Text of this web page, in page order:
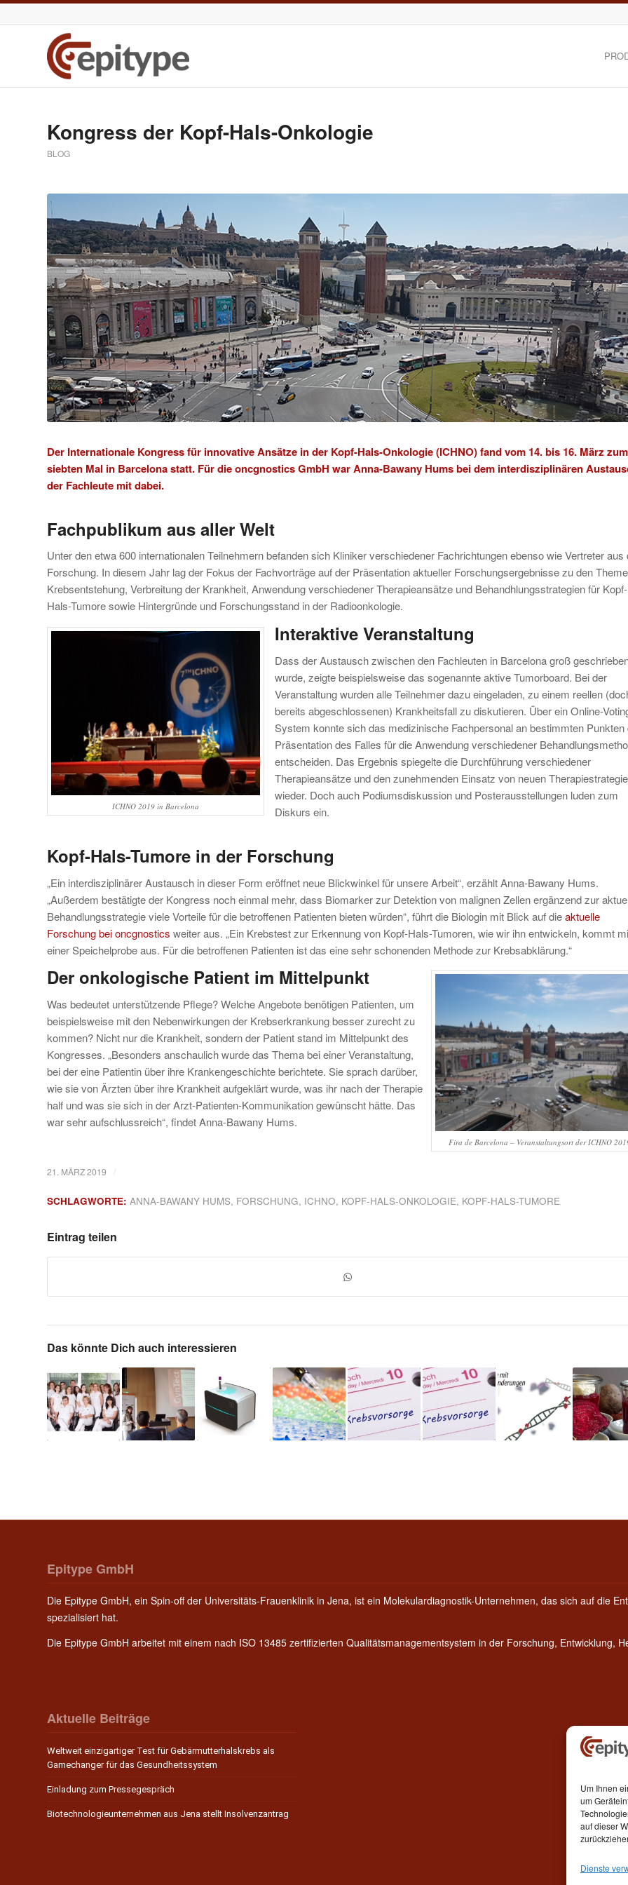
Um Ihnen
um
auf dieser
Dienste
Kongress der Kopf-Hals-Onkologie
BLOG
Der Internationale Kongress für innovative Ansätze in der Kopf-Hals-Onkologie (ICHNO) fand vom 14. bis 16. März zum
siebten Mal in Barcelona statt. Für die oncgnostics GmbH war Anna-Bawany Hums bei dem interdisziplinären
der Fachleute mit dabei.
Fachpublikum aus aller Welt
Unter den etwa 600 internationalen Teilnehmern befanden sich Kliniker verschiedener Fachrichtungen ebenso wie Vertreter aus
Forschung. In diesem Jahr lag der Fokus der Fachvorträge auf der Präsentation aktueller Forschungsergebnisse zu den
Krebsentstehung, Verbreitung der Krankheit, Anwendung verschiedener Therapieansätze und Behandhlungsstrategien für Kopf-
Hals-Tumore sowie Hintergründe und Forschungsstand in der Radioonkologie.
ICHNO 2019 in Barcelona
Interaktive Veranstaltung
Dass der Austausch zwischen den Fachleuten in Barcelona groß
wurde, zeigte beispielsweise das sogenannte aktive Tumorboard. Bei der
Veranstaltung wurden alle Teilnehmer dazu eingeladen, zu einem reellen
bereits abgeschlossenen) Krankheitsfall zu diskutieren. Über ein Online-
System konnte sich das medizinische Fachpersonal an bestimmten Punkten
Präsentation des Falles für die Anwendung verschiedener
entscheiden. Das Ergebnis spiegelte die Durchführung verschiedener
Therapieansätze und den zunehmenden Einsatz von neuen
wieder. Doch auch Podiumsdiskussion und Posterausstellungen luden zum
Diskurs ein.
Kopf-Hals-Tumore in der Forschung
„Ein interdisziplinärer Austausch in dieser Form eröffnet neue Blickwinkel für unsere Arbeit“, erzählt Anna-Bawany Hums.
„Außerdem bestätigte der Kongress noch einmal mehr, dass Biomarker zur Detektion von malignen Zellen ergänzend zur
Behandlungsstrategie viele Vorteile für die betroffenen Patienten bieten würden“, führt die Biologin mit Blick auf dieaktuelle
Forschung bei oncgnostics weiter aus. „Ein Krebstest zur Erkennung von Kopf-Hals-Tumoren, wie wir ihn entwickeln, kommt
einer Speichelprobe aus. Für die betroffenen Patienten ist das eine sehr schonenden Methode zur Krebsabklärung.“
Fira de Barcelona – Veranstaltungsort der ICHNO
Der onkologische Patient im Mittelpunkt
Was bedeutet unterstützende Pflege? Welche Angebote benötigen Patienten, um
beispielsweise mit den Nebenwirkungen der Krebserkrankung besser zurecht zu
kommen? Nicht nur die Krankheit, sondern der Patient stand im Mittelpunkt des
Kongresses. „Besonders anschaulich wurde das Thema bei einer Veranstaltung,
bei der eine Patientin über ihre Krankengeschichte berichtete. Sie sprach darüber,
wie sie von Ärzten über ihre Krankheit aufgeklärt wurde, was ihr nach der Therapie
half und was sie sich in der Arzt-Patienten-Kommunikation gewünscht hätte. Das
war sehr aufschlussreich“, findet Anna-Bawany Hums.
21. MÄRZ 2019 /
SCHLAGWORTE: ANNA-BAWANY HUMS, FORSCHUNG, ICHNO, KOPF-HALS-ONKOLOGIE, KOPF-HALS-TUMORE
Eintrag teilen
Das könnte Dich auch interessieren
Epitype GmbH
Die Epitype GmbH, ein Spin-off der Universitäts-Frauenklinik in Jena, ist ein Molekulardiagnostik-Unternehmen, das sich auf die
spezialisiert hat.
Die Epitype GmbH arbeitet mit einem nach ISO 13485 zertifizierten Qualitätsmanagementsystem in der Forschung, Entwicklung,
Aktuelle Beiträge
Weltweit einzigartiger Test für Gebärmutterhalskrebs als
Gamechanger für das Gesundheitssystem
Einladung zum Pressegespräch
Biotechnologieunternehmen aus Jena stellt Insolvenzantrag